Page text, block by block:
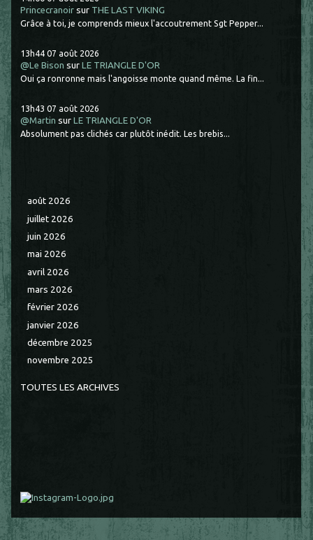
Princecranoir sur THE LAST VIKING
Grâce à toi, je comprends mieux l'accoutrement Sgt Pepper...
13h44 07 août 2026
@Le Bison surLE TRIANGLE D'OR
Oui ça ronronne mais l'angoisse monte quand même. La fin...
13h43 07 août 2026
@Martin surLE TRIANGLE D'OR
Absolument pas clichés car plutôt inédit. Les brebis...
août 2026
juillet 2026
juin 2026
mai 2026
avril 2026
mars 2026
février 2026
janvier 2026
décembre 2025
novembre 2025
TOUTES LES ARCHIVES